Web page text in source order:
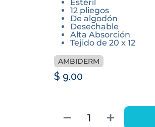
Estéril
12 pliegos
De algodón
Desechable
Alta Absorción
Tejido de 20 x 12
AMBIDERM
$ 9.00